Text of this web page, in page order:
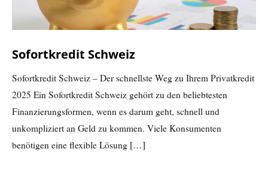
Sofortkredit Schweiz
Sofortkredit Schweiz – Der schnellste Weg zu Ihrem Privatkredit
2025 Ein Sofortkredit Schweiz gehört zu den beliebtesten
Finanzierungsformen, wenn es darum geht, schnell und
unkompliziert an Geld zu kommen. Viele Konsumenten
benötigen eine flexible Lösung […]